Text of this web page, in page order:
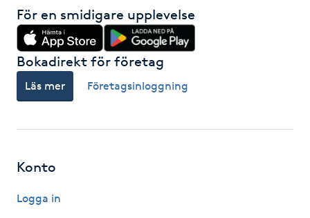
Hudföryngring
Huduppstramning
Hudvård
Hyperhidros
Hypnos
För en smidigare upplevelse
Bokadirekt för företag
Läs mer Företagsinloggning
Konto
Logga in